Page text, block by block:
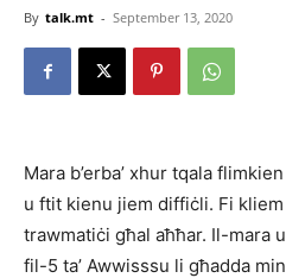
By talk.mt - September 13, 2020
Mara b’erba’ xhur tqala
u ftit kienu jiem diffiċli. Fi
trawmatiċi għal aħħar. Il-mara
fil-5 ta’ Awwisssu li għadda